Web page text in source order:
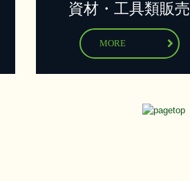
資材・工具類販売
MORE